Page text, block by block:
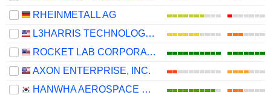
RHEINMETALL AG
L3HARRIS TECHNOLOGIES, INC.
ROCKET LAB CORPORATION
AXON ENTERPRISE, INC.
HANWHA AEROSPACE CO., LTD.